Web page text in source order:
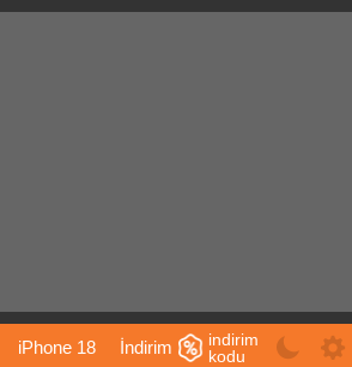
iPhone 18 İndirim
indirim
kodu